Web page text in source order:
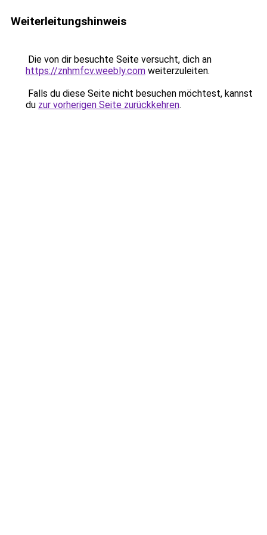
Weiterleitungshinweis
Die von dir besuchte Seite versucht, dich an
https://znhmfcv.weebly.com weiterzuleiten.
Falls du diese Seite nicht besuchen möchtest, kannst
du zur vorherigen Seite zurückkehren.